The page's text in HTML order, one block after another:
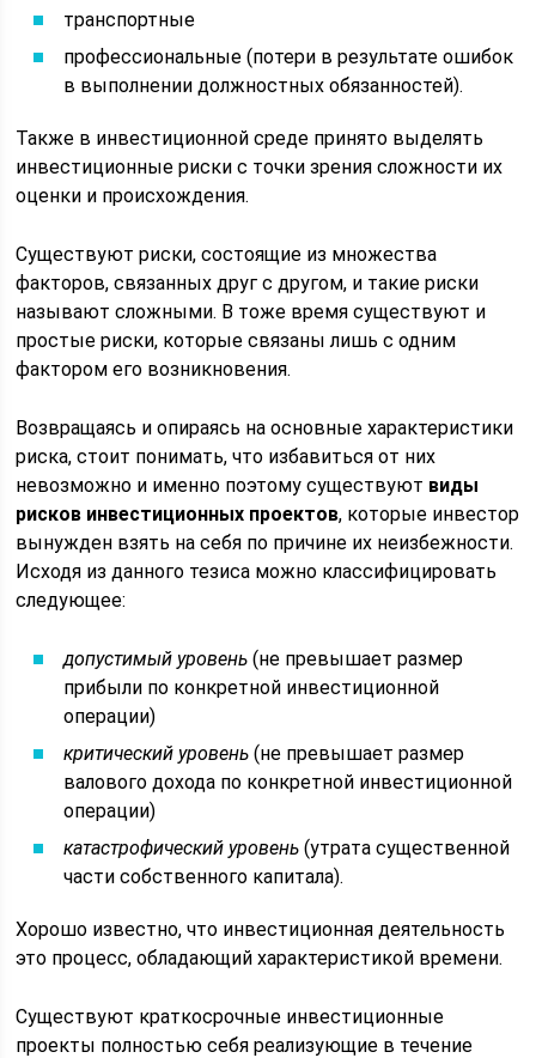
транспортные
профессиональные (потери в результате ошибок
в выполнении должностных обязанностей).
Также в инвестиционной среде принято выделять
инвестиционные риски с точки зрения сложности их
оценки и происхождения.
Существуют риски, состоящие из множества
факторов, связанных друг с другом, и такие риски
называют сложными. В тоже время существуют и
простые риски, которые связаны лишь с одним
фактором его возникновения.
Возвращаясь и опираясь на основные характеристики
риска, стоит понимать, что избавиться от них
невозможно и именно поэтому существуют виды
рисков инвестиционных проектов, которые инвестор
вынужден взять на себя по причине их неизбежности.
Исходя из данного тезиса можно классифицировать
следующее:
допустимый уровень (не превышает размер
прибыли по конкретной инвестиционной
операции)
критический уровень (не превышает размер
валового дохода по конкретной инвестиционной
операции)
катастрофический уровень (утрата существенной
части собственного капитала).
Хорошо известно, что инвестиционная деятельность
это процесс, обладающий характеристикой времени.
Существуют краткосрочные инвестиционные
проекты полностью себя реализующие в течение